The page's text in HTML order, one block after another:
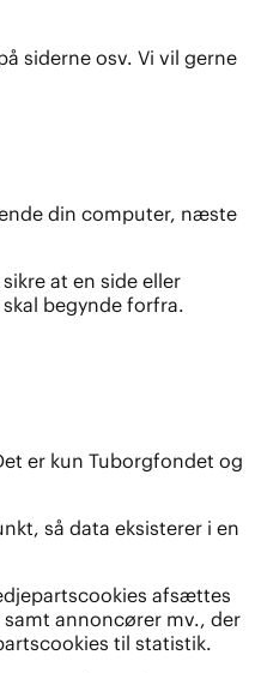
siderne osv. Vi vil gerne
din computer, næste
at en side eller
begynde forfra.
er kun Tuborgfondet og
så data eksisterer i en
afsættes
annoncører mv., der
til statistik.